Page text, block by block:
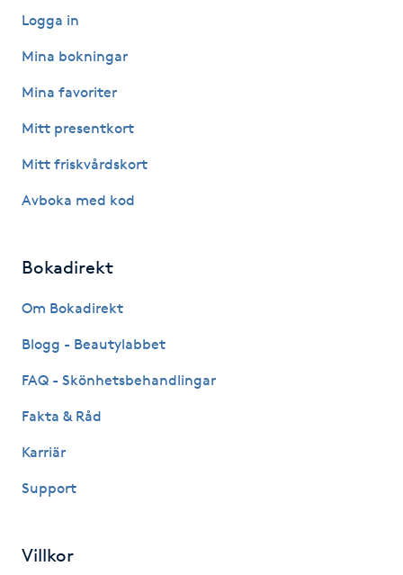
Hälsprickor
Idrottsmassage
IPL hårborttagning
Katun fransar
Kemisk peeling
Keratinbehandling
Logga in
Mina bokningar
Mina favoriter
Mitt presentkort
Mitt friskvårdskort
Avboka med kod
Bokadirekt
Om Bokadirekt
Blogg - Beautylabbet
FAQ - Skönhetsbehandlingar
Fakta & Råd
Karriär
Support
Villkor